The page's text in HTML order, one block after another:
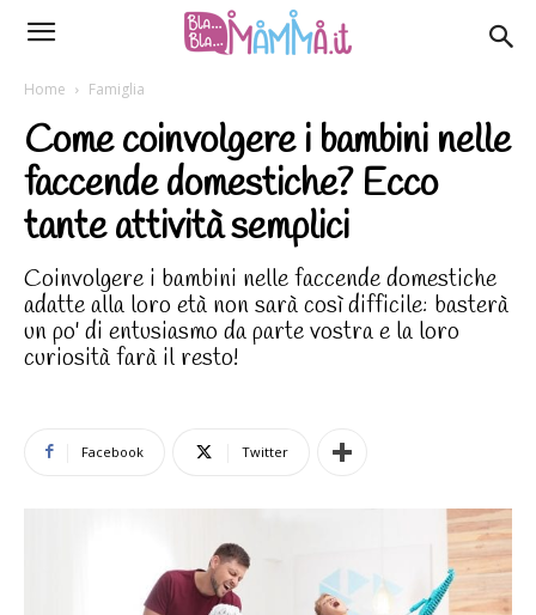
Home Famiglia
Come coinvolgere i bambini nelle
faccende domestiche? Ecco
tante attività semplici
Coinvolgere i bambini nelle faccende domestiche
adatte alla loro età non sarà così difficile: basterà
un po' di entusiasmo da parte vostra e la loro
curiosità farà il resto!
Facebook Twitter